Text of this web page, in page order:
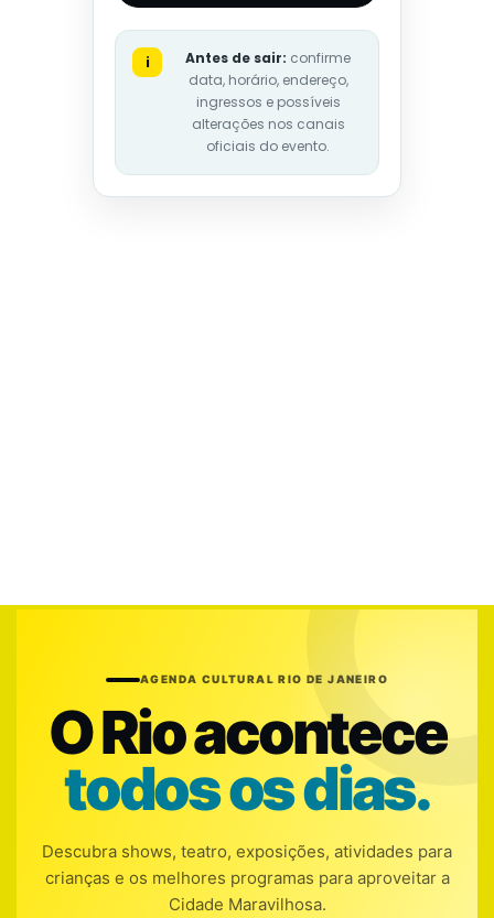
i Antes de sair: confirme
data, horário, endereço,
ingressos e possíveis
alterações nos canais
oficiais do evento.
AGENDA CULTURAL RIO DE JANEIRO
O Rio acontece
todos os dias.
Descubra shows, teatro, exposições, atividades para
crianças e os melhores programas para aproveitar a
Cidade Maravilhosa.